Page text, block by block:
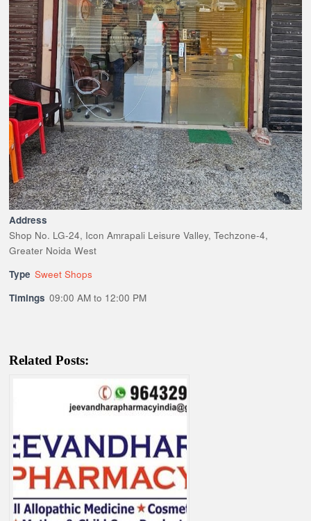
Address
Shop No. LG-24, Icon Amrapali Leisure Valley, Techzone-4,
Greater Noida West
Type Sweet Shops
Timings 09:00 AM to 12:00 PM
Related Posts: